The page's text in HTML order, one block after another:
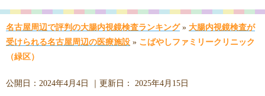
名古屋周辺で評判の大腸内視鏡検査ランキング» 大腸内視鏡検査が
受けられる名古屋周辺の医療施設 » こばやしファミリークリニック
（緑区）
公開日： 2024年4月4日 ｜更新日： 2025年4月15日